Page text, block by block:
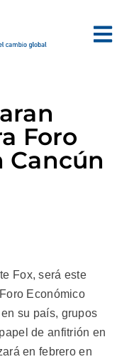
Foro
Cancún
Fox, será este
Económico
su país, grupos
de anfitrión en
en febrero en